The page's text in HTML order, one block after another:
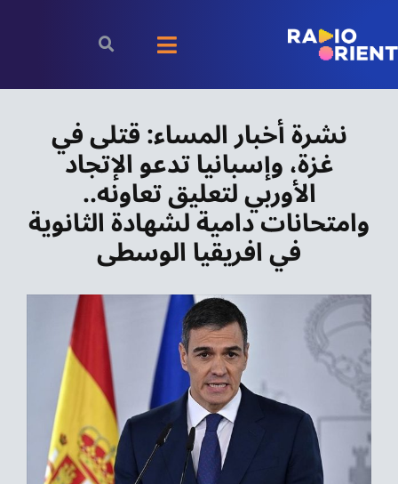
content
Toggle
Navigation
بودكاست
الأخبار
موسيقى الشرق
من نحن
نشرة أخبار المساء: قتلى في
غزة، وإسبانيا تدعو الإتجاد
الأوربي لتعليق تعاونه..
وامتحانات دامية لشهادة الثانوية
في افريقيا الوسطى